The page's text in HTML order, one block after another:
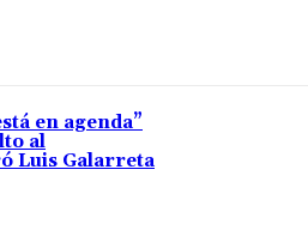
en agenda”
al
Luis Galarreta